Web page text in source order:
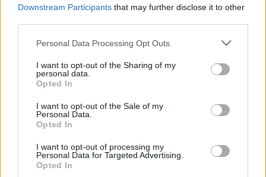
Downstream Participants that may further disclose it to other
Personal Data Processing Opt Outs
I want to opt-out of the Sharing of my
personal data.
Opted In
I want to opt-out of the Sale of my
Personal Data.
Opted In
I want to opt-out of processing my
Personal Data for Targeted Advertising.
Opted In